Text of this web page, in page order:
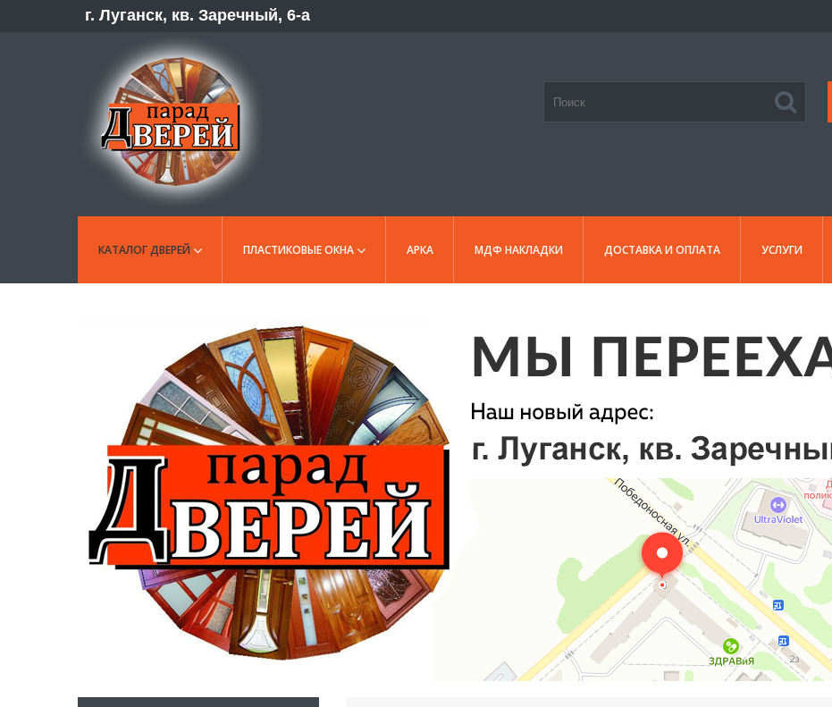
г. Луганск, кв. Заречный, 6-а
КАТАЛОГ ДВЕРЕЙ ПЛАСТИКОВЫЕ ОКНА АРКА МДФ НАКЛАДКИ ДОСТАВКА И ОПЛАТА УСЛУГИ